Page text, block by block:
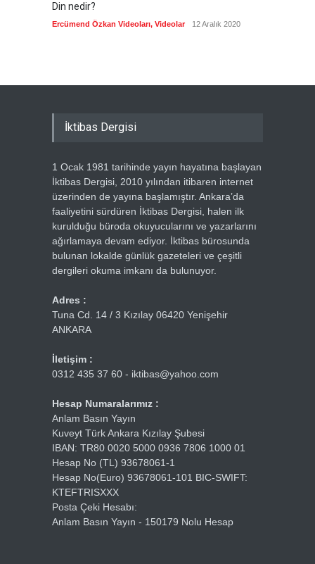
Din nedir?
Ercümend Özkan Videoları, Videolar 12 Aralık 2020
İktibas Dergisi
1 Ocak 1981 tarihinde yayın hayatına başlayan
İktibas Dergisi, 2010 yılından itibaren internet
üzerinden de yayına başlamıştır. Ankara’da
faaliyetini sürdüren İktibas Dergisi, halen ilk
kurulduğu büroda okuyucularını ve yazarlarını
ağırlamaya devam ediyor. İktibas bürosunda
bulunan lokalde günlük gazeteleri ve çeşitli
dergileri okuma imkanı da bulunuyor.
Adres :
Tuna Cd. 14 / 3 Kızılay 06420 Yenişehir
ANKARA
İletişim :
0312 435 37 60 - iktibas@yahoo.com
Hesap Numaralarımız :
Anlam Basın Yayın
Kuveyt Türk Ankara Kızılay Şubesi
IBAN: TR80 0020 5000 0936 7806 1000 01
Hesap No (TL) 93678061-1
Hesap No(Euro) 93678061-101 BIC-SWIFT:
KTEFTRISXXX
Posta Çeki Hesabı:
Anlam Basın Yayın - 150179 Nolu Hesap